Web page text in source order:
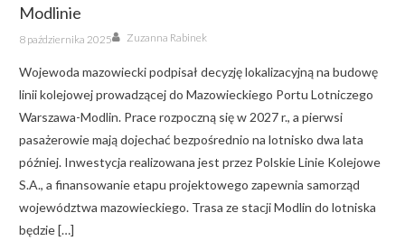
Modlinie
Posted
on
8 października 2025 Author
Zuzanna Rabinek
Wojewoda mazowiecki podpisał decyzję lokalizacyjną na budowę
linii kolejowej prowadzącej do Mazowieckiego Portu Lotniczego
Warszawa-Modlin. Prace rozpoczną się w 2027 r., a pierwsi
pasażerowie mają dojechać bezpośrednio na lotnisko dwa lata
później. Inwestycja realizowana jest przez Polskie Linie Kolejowe
S.A., a finansowanie etapu projektowego zapewnia samorząd
województwa mazowieckiego. Trasa ze stacji Modlin do lotniska
będzie […]